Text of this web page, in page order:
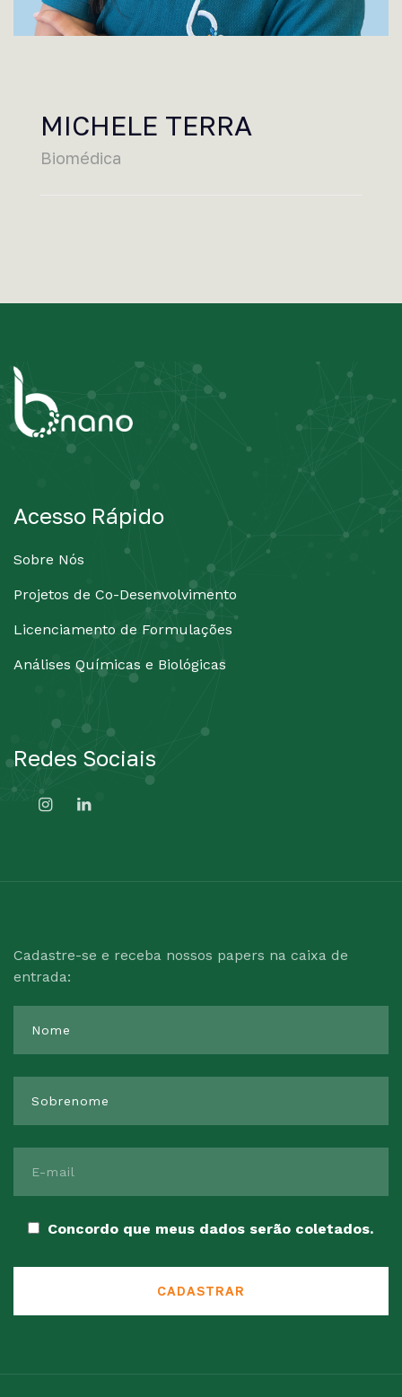
MICHELE TERRA
Biomédica
Acesso Rápido
Sobre Nós
Projetos de Co-Desenvolvimento
Licenciamento de Formulações
Análises Químicas e Biológicas
Redes Sociais
Cadastre-se e receba nossos papers na caixa de
entrada:
Concordo que meus dados serão coletados.